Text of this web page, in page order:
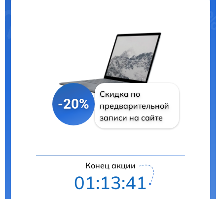
-20%
Скидка по
предварительной
записи на сайте
Конец акции
01:13:41